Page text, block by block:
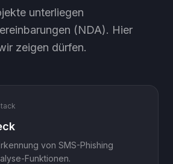
unterliegen
(NDA). Hier
zeigen dürfen.
von SMS-Phishing
Funktionen.